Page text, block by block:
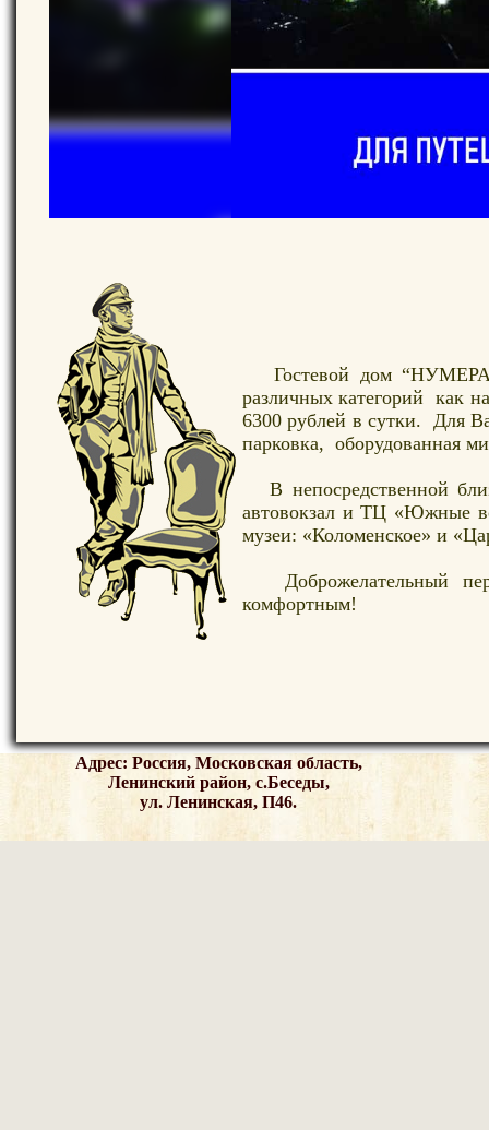
Гостевой дом “НУМЕРА”
различных категорий как
6300 рублей в сутки. Для
парковка, оборудованная
В непосредственной
автовокзал и ТЦ «Южные
музеи: «Коломенское» и
Доброжелательный
комфортным!
Адрес: Россия, Московская область,
Ленинский район, с.Беседы,
ул. Ленинская, П46.